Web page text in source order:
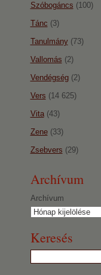
Szóbogáncs (100)
Tánc (3)
Tanulmány(73)
Vallomás (2)
Vendégség(2)
Vers (14 625)
Vita(43)
Zene(33)
Zsebvers (29)
Archívum
Archívum
Keresés